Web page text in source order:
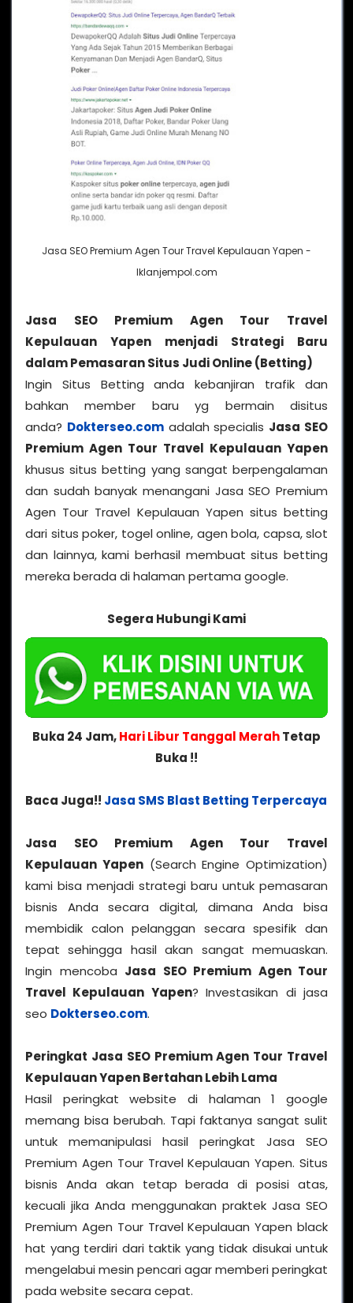
Jasa SEO Premium Agen Tour Travel Kepulauan Yapen -
Iklanjempol.com
Jasa SEO Premium Agen Tour Travel
Kepulauan Yapen menjadi Strategi Baru
dalam Pemasaran Situs Judi Online (Betting)
Ingin Situs Betting anda kebanjiran trafik dan
bahkan member baru yg bermain disitus
anda? Dokterseo.comadalah specialis Jasa SEO
Premium Agen Tour Travel Kepulauan Yapen
khusus situs betting yang sangat berpengalaman
dan sudah banyak menangani Jasa SEO Premium
Agen Tour Travel Kepulauan Yapen situs betting
dari situs poker, togel online, agen bola, capsa, slot
dan lainnya, kami berhasil membuat situs betting
mereka berada di halaman pertama google.
Segera Hubungi Kami
Buka 24 Jam,Hari Libur Tanggal MerahTetap
Buka !!
Baca Juga!! Jasa SMS Blast Betting Terpercaya
Jasa SEO Premium Agen Tour Travel
Kepulauan Yapen(Search Engine Optimization)
kami bisa menjadi strategi baru untuk pemasaran
bisnis Anda secara digital, dimana Anda bisa
membidik calon pelanggan secara spesifik dan
tepat sehingga hasil akan sangat memuaskan.
Ingin mencoba Jasa SEO Premium Agen Tour
Travel Kepulauan Yapen? Investasikan di jasa
seo Dokterseo.com.
Peringkat Jasa SEO Premium Agen Tour Travel
Kepulauan Yapen Bertahan Lebih Lama
Hasil peringkat website di halaman 1 google
memang bisa berubah. Tapi faktanya sangat sulit
untuk memanipulasi hasil peringkat Jasa SEO
Premium Agen Tour Travel Kepulauan Yapen. Situs
bisnis Anda akan tetap berada di posisi atas,
kecuali jika Anda menggunakan praktek Jasa SEO
Premium Agen Tour Travel Kepulauan Yapen black
hat yang terdiri dari taktik yang tidak disukai untuk
mengelabui mesin pencari agar memberi peringkat
pada website secara cepat.